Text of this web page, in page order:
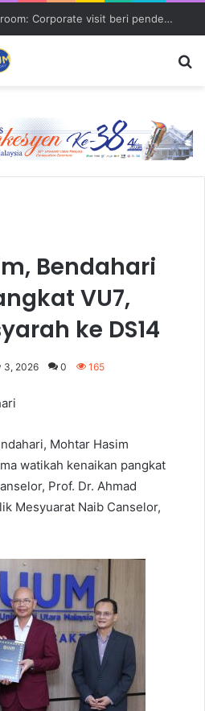
BGS beyond the boardroom: Corporate visit beri pendedahan dunia korporat kepada PELAJAR UUM
Bendahari
VU7,
ke DS14
3, 2026 0 165
Mohtar Hasim
watikah kenaikan pangkat
Prof. Dr. Ahmad
Mesyuarat Naib Canselor,